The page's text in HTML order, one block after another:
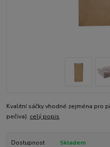
Kvalitní sáčky vhodné zejména pro
pečiva). celý popis
Dostupnost Skladem